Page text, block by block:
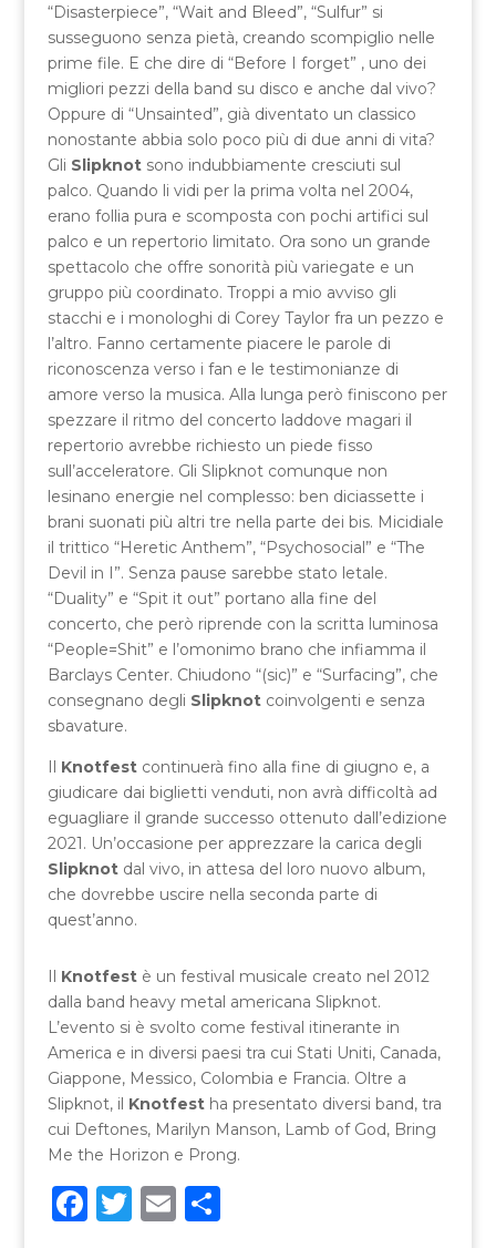
“Disasterpiece”, “Wait and Bleed”, “Sulfur” si
susseguono senza pietà, creando scompiglio nelle
prime file. E che dire di “Before I forget” , uno dei
migliori pezzi della band su disco e anche dal vivo?
Oppure di “Unsainted”, già diventato un classico
nonostante abbia solo poco più di due anni di vita?
Gli Slipknotsono indubbiamente cresciuti sul
palco. Quando li vidi per la prima volta nel 2004,
erano follia pura e scomposta con pochi artifici sul
palco e un repertorio limitato. Ora sono un grande
spettacolo che offre sonorità più variegate e un
gruppo più coordinato. Troppi a mio avviso gli
stacchi e i monologhi di Corey Taylor fra un pezzo e
l’altro. Fanno certamente piacere le parole di
riconoscenza verso i fan e le testimonianze di
amore verso la musica. Alla lunga però finiscono per
spezzare il ritmo del concerto laddove magari il
repertorio avrebbe richiesto un piede fisso
sull’acceleratore. Gli Slipknot comunque non
lesinano energie nel complesso: ben diciassette i
brani suonati più altri tre nella parte dei bis. Micidiale
il trittico “Heretic Anthem”, “Psychosocial” e “The
Devil in I”. Senza pause sarebbe stato letale.
“Duality” e “Spit it out” portano alla fine del
concerto, che però riprende con la scritta luminosa
“People=Shit” e l’omonimo brano che infiamma il
Barclays Center. Chiudono “(sic)” e “Surfacing”, che
consegnano degli Slipknotcoinvolgenti e senza
sbavature.
Il Knotfestcontinuerà fino alla fine di giugno e, a
giudicare dai biglietti venduti, non avrà difficoltà ad
eguagliare il grande successo ottenuto dall’edizione
2021. Un’occasione per apprezzare la carica degli
Slipknotdal vivo, in attesa del loro nuovo album,
che dovrebbe uscire nella seconda parte di
quest’anno.
Il Knotfestè un festival musicale creato nel 2012
dalla band heavy metal americana Slipknot.
L’evento si è svolto come festival itinerante in
America e in diversi paesi tra cui Stati Uniti, Canada,
Giappone, Messico, Colombia e Francia. Oltre a
Slipknot, il Knotfestha presentato diversi band, tra
cui Deftones, Marilyn Manson, Lamb of God, Bring
Me the Horizon e Prong.
F T E C